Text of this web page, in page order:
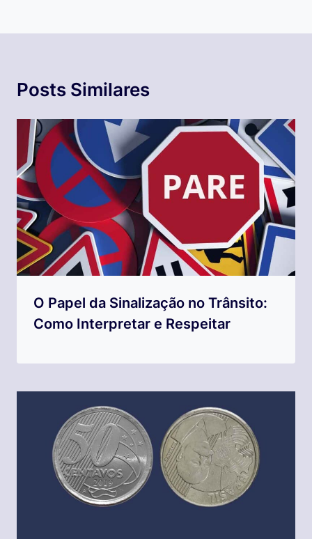
Posts Similares
O Papel da Sinalização no Trânsito:
Como Interpretar e Respeitar